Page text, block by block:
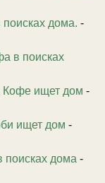
поисках дома. -
в поисках
ищет дом -
ищет дом -
поисках дома -